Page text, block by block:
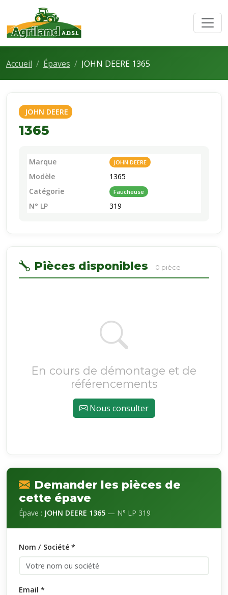
Accueil Épaves JOHN DEERE 1365
JOHN DEERE
1365
Marque JOHN DEERE
Modèle
1365
Catégorie
Faucheuse
N° LP 319
Pièces disponibles 0 pièce
En cours de démontage et de
référencements
Nous consulter
Demander les pièces de
cette épave
Épave : JOHN DEERE 1365 — N° LP 319
Nom / Société *
Email *